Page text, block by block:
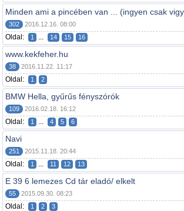
Minden ami a pincében van ... (ingyen csak
302 2016.12.16. 08:00
Oldal: 1 ... 14 15 16
www.kekfeher.hu
38 2016.11.22. 11:17
Oldal: 1 2
BMW Hella, gyűrűs fényszórók
109 2016.02.18. 16:12
Oldal: 1 ... 4 5 6
Navi
251 2015.11.18. 20:44
Oldal: 1 ... 11 12 13
E 39 6 lemezes Cd tár eladó/ elkelt
55 2015.09.30. 08:23
Oldal: 1 2 3